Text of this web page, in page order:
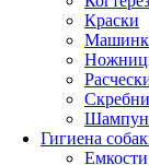
Краски
Гигиена
Емкости